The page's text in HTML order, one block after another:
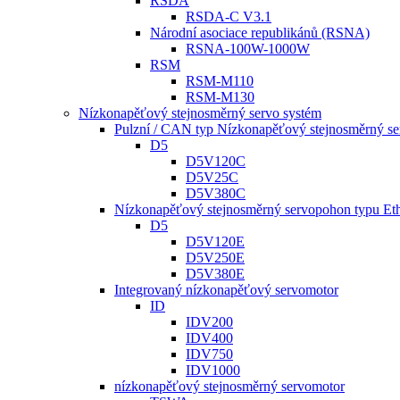
RSDA-C V3.1
Národní asociace republikánů (RSNA)
RSNA-100W-1000W
RSM
RSM-M110
RSM-M130
Nízkonapěťový stejnosměrný servo systém
Pulzní / CAN typ Nízkonapěťový stejnosměrný
D5
D5V120C
D5V25C
D5V380C
Nízkonapěťový stejnosměrný servopohon typu
D5
D5V120E
D5V250E
D5V380E
Integrovaný nízkonapěťový servomotor
ID
IDV200
IDV400
IDV750
IDV1000
nízkonapěťový stejnosměrný servomotor